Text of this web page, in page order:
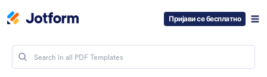
Пријави се бесплатно